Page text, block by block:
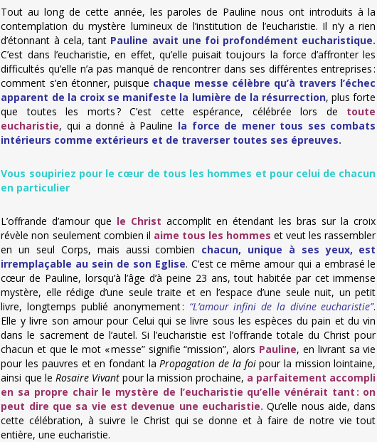
Tout au long de cette année, les paroles de Pauline nous ont introduits à la
contemplation du mystère lumineux de l’institution de l’eucharistie. Il n’y a rien
d’étonnant à cela, tant Pauline avait une foi profondément eucharistique.
C’est dans l’eucharistie, en effet, qu’elle puisait toujours la force d’affronter les
difficultés qu’elle n’a pas manqué de rencontrer dans ses différentes entreprises :
comment s’en étonner, puisque chaque messe célèbre qu’à travers l’échec
apparent de la croix se manifeste la lumière de la résurrection, plus forte
que toutes les morts ? C’est cette espérance, célébrée lors de toute
eucharistie, qui a donné à Pauline la force de mener tous ses combats
intérieurs comme extérieurs et de traverser toutes ses épreuves.
Vous soupiriez pour le cœur de tous les hommes et pour celui de chacun
en particulier
L’offrande d’amour que le Christ accomplit en étendant les bras sur la croix
révèle non seulement combien il aime tous les hommes et veut les rassembler
en un seul Corps, mais aussi combien chacun, unique à ses yeux, est
irremplaçable au sein de son Eglise. C’est ce même amour qui a embrasé le
cœur de Pauline, lorsqu’à l’âge d’à peine 23 ans, tout habitée par cet immense
mystère, elle rédige d’une seule traite et en l’espace d’une seule nuit, un petit
livre, longtemps publié anonymement : “L’amour infini de la divine eucharistie”.
Elle y livre son amour pour Celui qui se livre sous les espèces du pain et du vin
dans le sacrement de l’autel. Si l’eucharistie est l’offrande totale du Christ pour
chacun et que le mot « messe” signifie “mission”, alors Pauline, en livrant sa vie
pour les pauvres et en fondant laPropagation de la foipour la mission lointaine,
ainsi que le Rosaire Vivantpour la mission prochaine, a parfaitement accompli
en sa propre chair le mystère de l’eucharistie qu’elle vénérait tant : on
peut dire que sa vie est devenue une eucharistie. Qu’elle nous aide, dans
cette célébration, à suivre le Christ qui se donne et à faire de notre vie tout
entière, une eucharistie.